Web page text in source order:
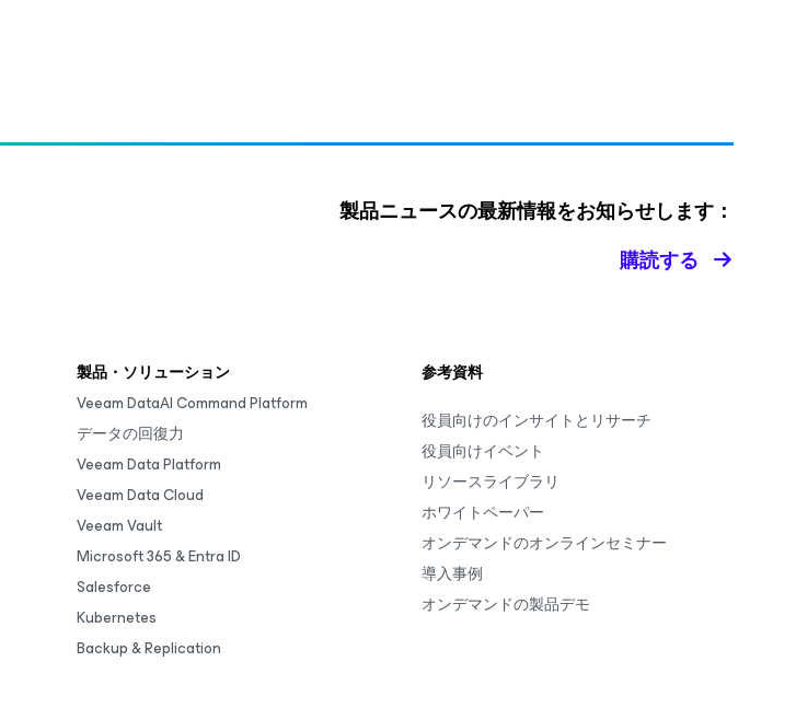
製品ニュースの最新情報をお知らせします：
購読する
製品・ソリューション
Veeam DataAI Command Platform
データの回復力
Veeam Data Platform
Veeam Data Cloud
Veeam Vault
Microsoft 365 & Entra ID
Salesforce
Kubernetes
Backup & Replication
参考資料
役員向けのインサイトとリサーチ
役員向けイベント
リソースライブラリ
ホワイトペーパー
オンデマンドのオンラインセミナー
導入事例
オンデマンドの製品デモ